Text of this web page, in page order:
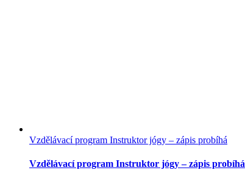
Vzdělávací program Instruktor jógy – zápis probíhá
Vzdělávací program Instruktor jógy – zápis probíhá